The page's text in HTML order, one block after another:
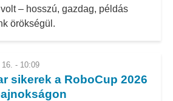
– hosszú, gazdag, példás
örökségül.
- 10:09
sikerek a RoboCup 2026